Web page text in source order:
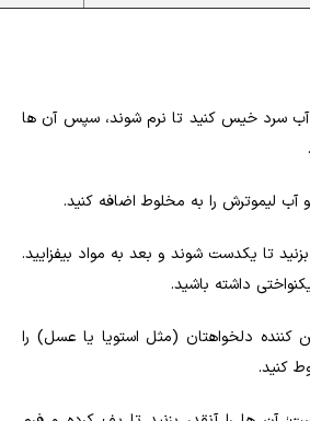
آب سرد خیس کنید تا نرم شوند، سپس آن ها
تا یکدست شوند و بعد به مواد بیفزایید.
داشته باشید.
کننده دلخواهتان (مثل استویا یا عسل) را
کنید.